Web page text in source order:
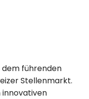
dem führenden
Stellenmarkt.
innovativen